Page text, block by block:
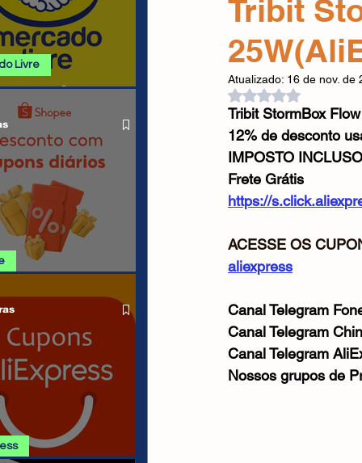
PROMOÇÕES
LIVRE
Livre
Gamepad Smartphones
Cabos USB Carregadores
Tribit
Atualizado: 16 de nov. de
Avaliado com NaN
Tribit StormBox
12% de desconto
IMPOSTO INCLUSO
Frete Grátis
https://
ACESSE OS
aliexpress
Canal Telegram
Canal Telegram
Canal Telegram
Nossos grupos de